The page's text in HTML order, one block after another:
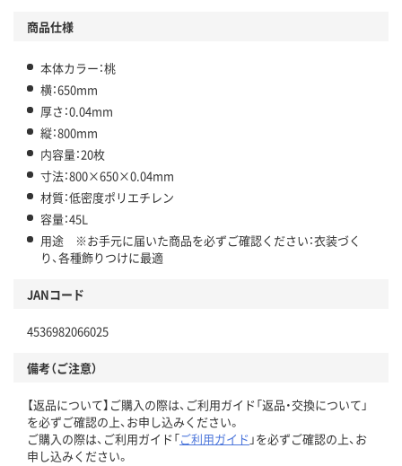
商品仕様
本体カラー：桃
横：650mm
厚さ：0.04mm
縦：800mm
内容量：20枚
寸法：800×650×0.04mm
材質：低密度ポリエチレン
容量：45L
用途 ※お手元に届いた商品を必ずご確認ください：衣装づく
り、各種飾りつけに最適
JANコード
4536982066025
備考（ご注意）
【返品について】ご購入の際は、ご利用ガイド「返品・交換について」
を必ずご確認の上、お申し込みください。
ご購入の際は、ご利用ガイド「ご利用ガイド 」を必ずご確認の上、お
申し込みください。